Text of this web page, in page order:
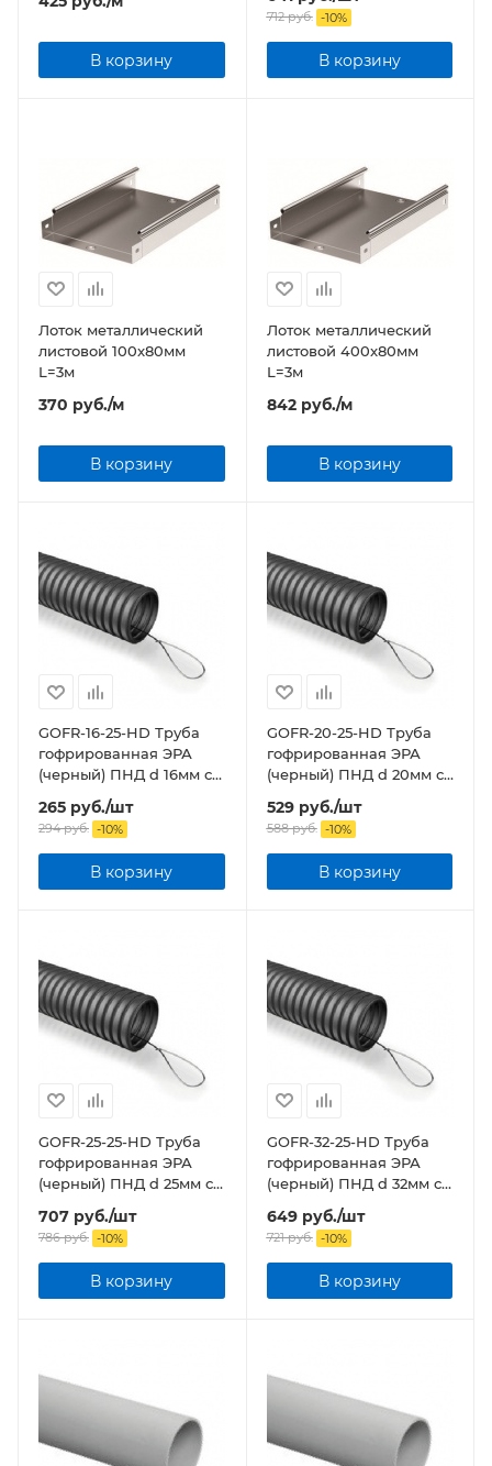
В корзину
712руб. -10%
В корзину
Лоток металлический
листовой 100x80мм
L=3м
370 руб./м
В корзину
Лоток металлический
листовой 400x80мм
L=3м
842руб./м
В корзину
GOFR-16-25-HD Труба
гофрированная ЭРА
(черный) ПНД d 16мм с
зонд. легкая 25м бухта
265 руб./шт
294руб. -10%
В корзину
GOFR-20-25-HD Труба
гофрированная ЭРА
(черный) ПНД d 20мм с
зонд. легкая 25м бухта
529руб./шт
588руб. -10%
В корзину
GOFR-25-25-HD Труба
гофрированная ЭРА
(черный) ПНД d 25мм с
зонд. легкая 25м
707 руб./шт
786руб. -10%
В корзину
GOFR-32-25-HD Труба
гофрированная ЭРА
(черный) ПНД d 32мм с
зонд. легкая 25м бухта
649руб./шт
721руб. -10%
В корзину